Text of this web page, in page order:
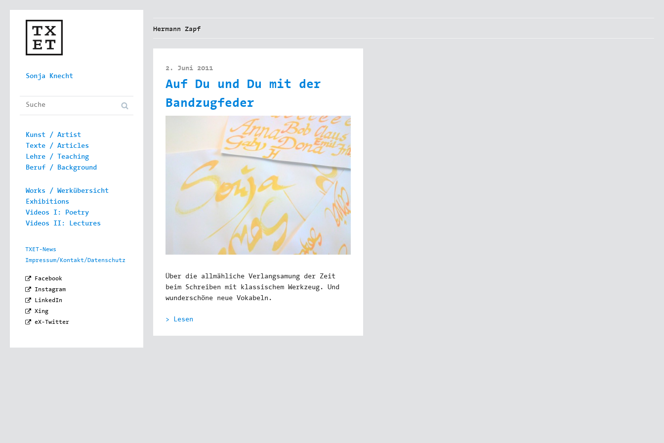
Skip to content
Sonja Knecht
Kunst / Artist
Texte / Articles
Lehre / Teaching
Beruf / Background
Works / Werkübersicht
Exhibitions
Videos I: Poetry
Videos II: Lectures
TXET-News
Impressum/Kontakt/Datenschutz
Facebook
Instagram
LinkedIn
Xing
eX-Twitter
Hermann Zapf
2. Juni 2011
Auf Du und Du mit der
Bandzugfeder
Über die allmähliche Verlangsamung der Zeit
beim Schreiben mit klassischem Werkzeug. Und
wunderschöne neue Vokabeln.
> Lesen